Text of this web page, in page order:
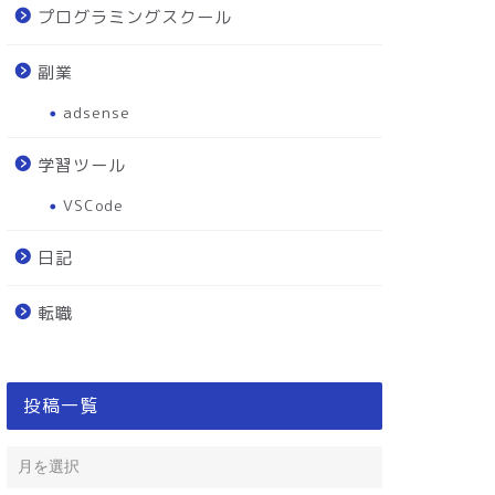
プログラミングスクール
副業
adsense
学習ツール
VSCode
日記
転職
投稿一覧